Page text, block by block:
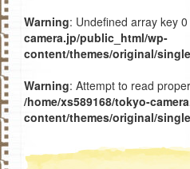
Warning: Undefined array key 0
camera.jp/public_html/wp-
content/themes/original/
Warning: Attempt to read
/home/xs589168/tokyo-
content/themes/original/